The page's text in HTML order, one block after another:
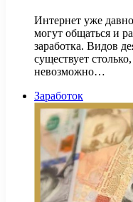
Интернет уже
могут общаться и
заработка. Видов
существует
невозможно…
Заработок